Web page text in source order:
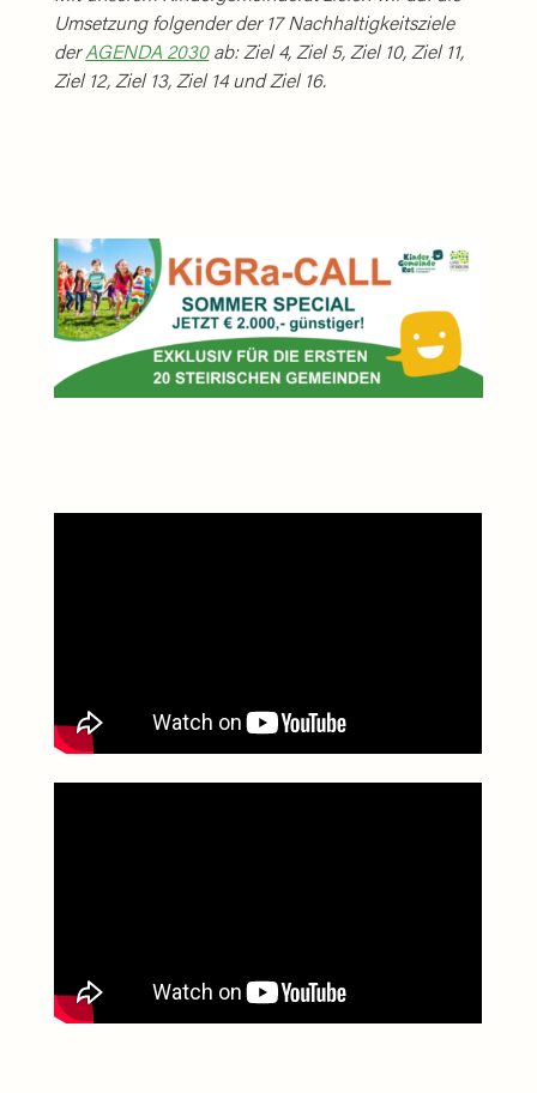
Umsetzung folgender der 17 Nachhaltigkeitsziele
derAGENDA 2030ab: Ziel 4, Ziel 5, Ziel 10, Ziel 11,
Ziel 12, Ziel 13, Ziel 14 und Ziel 16.